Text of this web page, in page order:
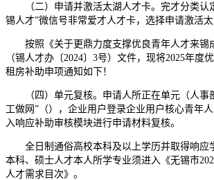
（二）申请并激活太湖人才卡。完才分类认
锡人才”微信号非常爱才人才卡，选择申请激活太
按照《关于更鼎力度支撑优良青年人才来锡
（锡人才办〔2024〕3号）文件，现将2025年度
租房补助申项通知如下！
（四）单元复核。申请人所正在单元（人事
工做网”（），企业用户登录企业用户核心青年
入响应补助审核模块进行申请材料复核。
全日制通俗高校本科及以上学历并取得响应
本科、硕士人才本人所学专业须进入《无锡市
人才需求目次》。